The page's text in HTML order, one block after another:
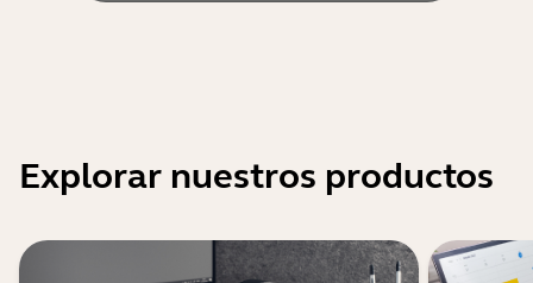
Explorar nuestros productos